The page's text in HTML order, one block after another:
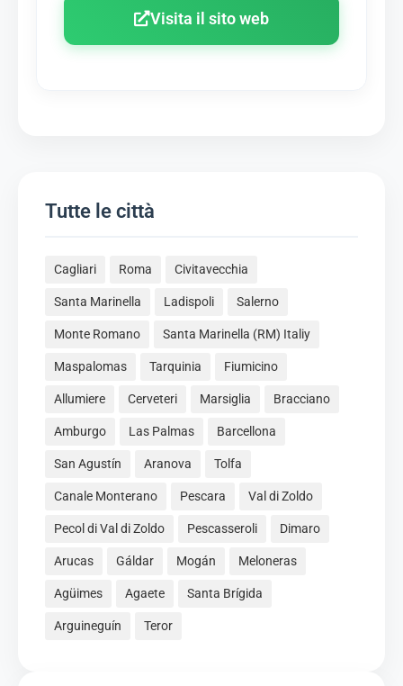
Visita il sito web
Tutte le città
Cagliari Roma Civitavecchia
Santa Marinella Ladispoli Salerno
Monte Romano Santa Marinella (RM) Italiy
Maspalomas Tarquinia Fiumicino
Allumiere Cerveteri Marsiglia Bracciano
Amburgo Las Palmas Barcellona
San Agustín Aranova Tolfa
Canale Monterano Pescara Val di Zoldo
Pecol di Val di Zoldo Pescasseroli Dimaro
Arucas Gáldar Mogán Meloneras
Agüimes Agaete Santa Brígida
Arguineguín Teror